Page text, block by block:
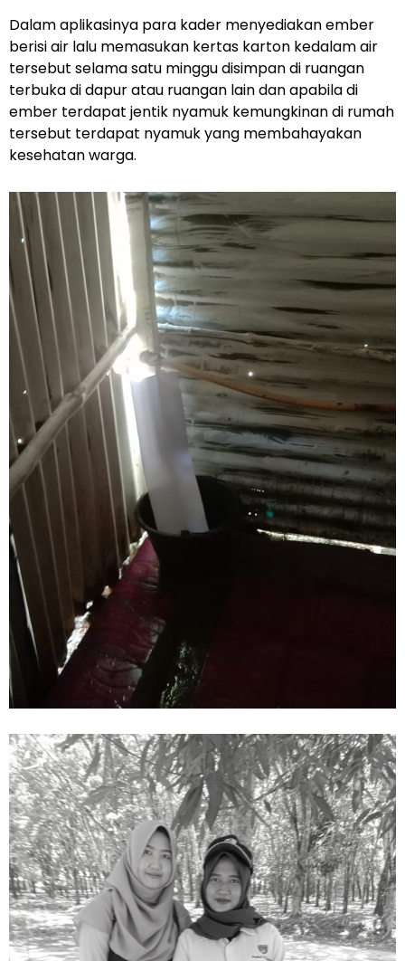
Dalam aplikasinya para kader menyediakan ember
berisi air lalu memasukan kertas karton kedalam air
tersebut selama satu minggu disimpan di ruangan
terbuka di dapur atau ruangan lain dan apabila di
ember terdapat jentik nyamuk kemungkinan di rumah
tersebut terdapat nyamuk yang membahayakan
kesehatan warga.